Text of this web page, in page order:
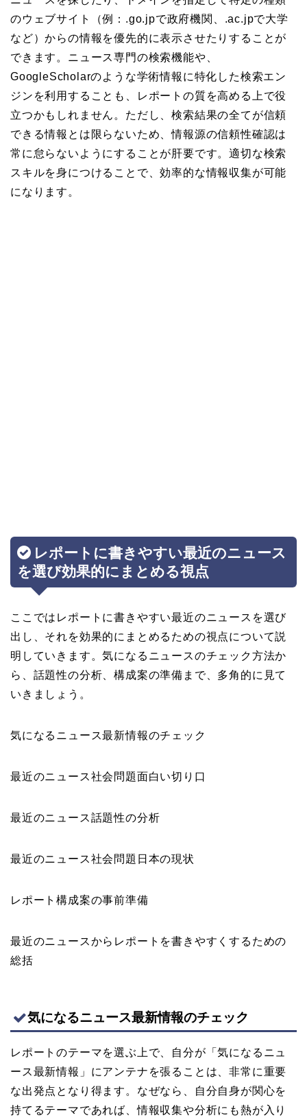
のウェブサイト（例：.go.jpで政府機関、.ac.jpで大学
など）からの情報を優先的に表示させたりすることが
できます。ニュース専門の検索機能や、
GoogleScholarのような学術情報に特化した検索エン
ジンを利用することも、レポートの質を高める上で役
立つかもしれません。ただし、検索結果の全てが信頼
できる情報とは限らないため、情報源の信頼性確認は
常に怠らないようにすることが肝要です。適切な検索
スキルを身につけることで、効率的な情報収集が可能
になります。
レポートに書きやすい最近のニュース
を選び効果的にまとめる視点
ここではレポートに書きやすい最近のニュースを選び
出し、それを効果的にまとめるための視点について説
明していきます。気になるニュースのチェック方法か
ら、話題性の分析、構成案の準備まで、多角的に見て
いきましょう。
気になるニュース最新情報のチェック
最近のニュース社会問題面白い切り口
最近のニュース話題性の分析
最近のニュース社会問題日本の現状
レポート構成案の事前準備
最近のニュースからレポートを書きやすくするための
総括
気になるニュース最新情報のチェック
レポートのテーマを選ぶ上で、自分が「気になるニュ
ース最新情報」にアンテナを張ることは、非常に重要
な出発点となり得ます。なぜなら、自分自身が関心を
持てるテーマであれば、情報収集や分析にも熱が入り